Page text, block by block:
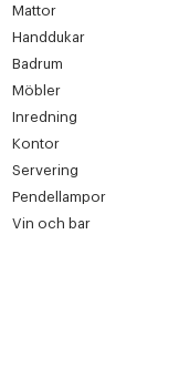
Mattor
Handdukar
Badrum
Möbler
Inredning
Kontor
Servering
Pendellampor
Vin och bar